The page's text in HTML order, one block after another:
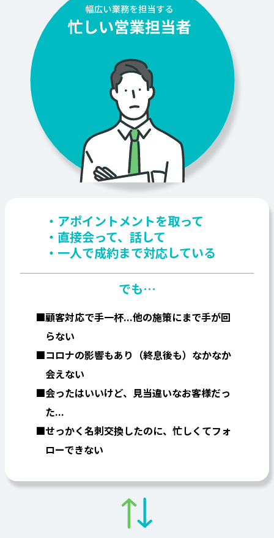
アポイントメントを取って
直接会って、話して
一人で成約まで対応している
でも…
顧客対応で手一杯...他の施策にまで手が回
らない
コロナの影響もあり（終息後も）なかなか
会えない
会ったはいいけど、見当違いなお客様だっ
た...
せっかく名刺交換したのに、忙しくてフォ
ローできない